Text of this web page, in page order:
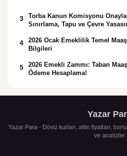
3
Torba Kanun Komisyonu
Sınırlama, Tapu ve Çevre
4
2026 Ocak Emeklilik Temel
Bilgileri
5
2026 Emekli Zammı: Taban
Ödeme Hesaplama!
Yazar
Yazar Para - Döviz kurları, altın fiyatları,
ve analizler